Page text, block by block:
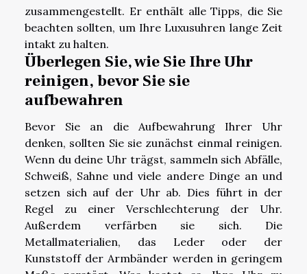
zusammengestellt. Er enthält alle Tipps, die Sie
beachten sollten, um Ihre Luxusuhren lange Zeit
intakt zu halten.
Überlegen Sie, wie Sie Ihre Uhr
reinigen, bevor Sie sie
aufbewahren
Bevor Sie an die Aufbewahrung Ihrer Uhr
denken, sollten Sie sie zunächst einmal reinigen.
Wenn du deine Uhr trägst, sammeln sich Abfälle,
Schweiß, Sahne und viele andere Dinge an und
setzen sich auf der Uhr ab. Dies führt in der
Regel zu einer Verschlechterung der Uhr.
Außerdem verfärben sie sich. Die
Metallmaterialien, das Leder oder der
Kunststoff der Armbänder werden in geringem